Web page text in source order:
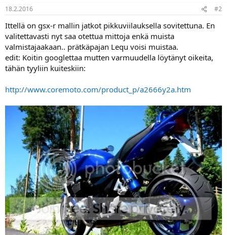
a
18.2.2016 #2
Ittellä on gsx-r mallin jatkot pikkuviilauksella sovitettuna. En
valitettavasti nyt saa otettua mittoja enkä muista
valmistajaakaan.. prätkäpajan Lequ voisi muistaa.
edit: Koitin googlettaa mutten varmuudella löytänyt oikeita,
tähän tyyliin kuiteskiin:
http://www.coremoto.com/product_p/a2666y2a.htm